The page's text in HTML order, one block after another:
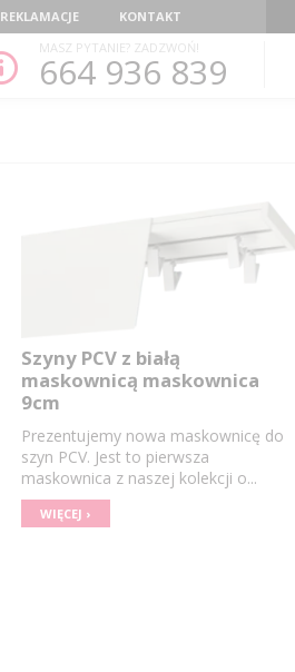
REKLAMACJE KONTAKT
MASZ PYTANIE? ZADZWOŃ!
664 936 839
Szyny PCV z białą
maskownicą maskownica
9cm
Prezentujemy nowa maskownicę do
szyn PCV. Jest to pierwsza
maskownica z naszej kolekcji o...
WIĘCEJ ›